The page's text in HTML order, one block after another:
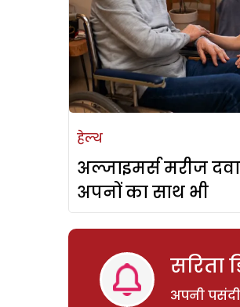
हेल्थ
अल्जाइमर्स मरीज
अपनों का साथ भी
सरिता
अपनी